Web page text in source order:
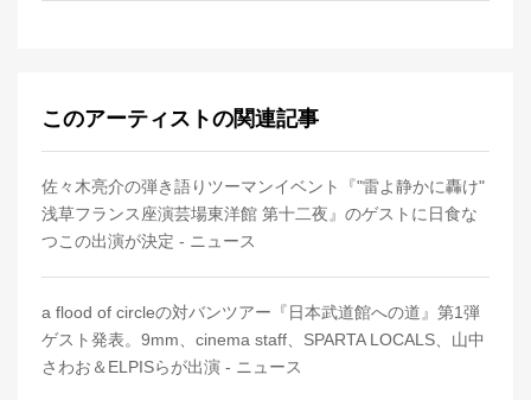
このアーティストの関連記事
佐々木亮介の弾き語りツーマンイベント『"雷よ静かに轟け"
浅草フランス座演芸場東洋館 第十二夜』のゲストに日食な
つこの出演が決定 - ニュース
a flood of circleの対バンツアー『日本武道館への道』第1弾
ゲスト発表。9mm、cinema staff、SPARTA LOCALS、山中
さわお＆ELPISらが出演 - ニュース